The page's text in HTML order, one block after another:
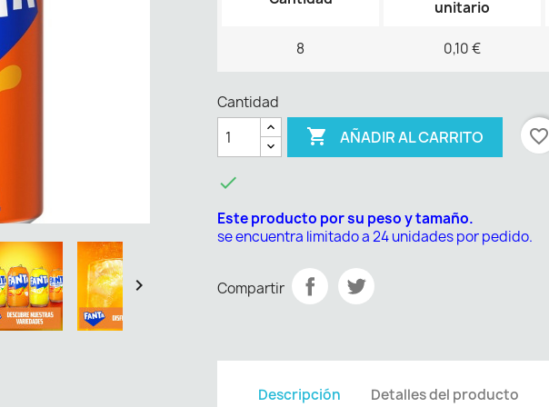

unitario
8 0,10 €
Cantidad
 AÑADIR AL CARRITO favorite_border

Este producto por su peso y tamaño.
se encuentra limitado a 24 unidades por pedido.
Compartir
Descripción Detalles del producto